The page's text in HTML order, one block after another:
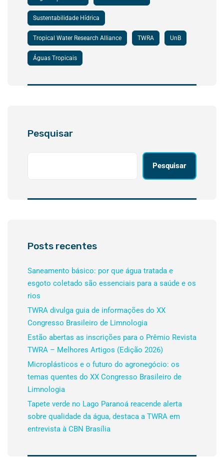
Sustentabilidade Hídrica
Tropical Water Research Alliance TWRA UnB
Águas Tropicais
Pesquisar
Pesquisar
Posts recentes
Saneamento básico: por que água tratada e
esgoto coletado são essenciais para a saúde e os
rios
TWRA divulga guia de informações do XX
Congresso Brasileiro de Limnologia
Estão abertas as inscrições para o Prêmio Revista
TWRA – Melhores Artigos (Edição 2026)
Microplásticos e o futuro do agronegócio: os
temas quentes do XX Congresso Brasileiro de
Limnologia
Tapete verde no Lago Paranoá reacende alerta
sobre qualidade da água, destaca a TWRA em
entrevista à CBN Brasília